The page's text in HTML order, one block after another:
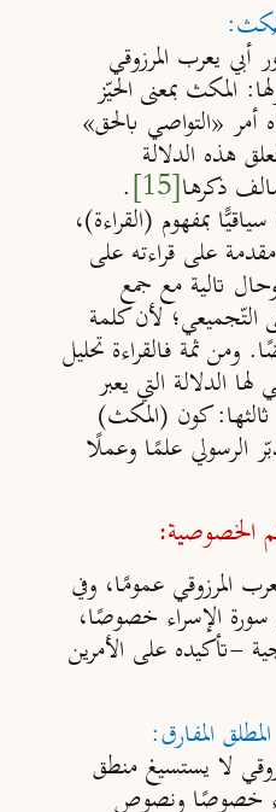
يعرب المرزوقي
: المكث بمعنى الحيّز
أمر «التواصي بالحق»
هذه الدلالة
ذكرها[15]
.
بمفهوم (القراءة)،
على قراءته على
تالية مع جمع
التّجميعي؛ لأن كلمة
ومن ثمة فالقراءة تحليل
الدلالة التي يعبر
ثالثها: كون (المكث)
الرسولي علمًا وعملًا
المرزوقي عمومًا، وفي
سورة الإسراء خصوصًا،
-تأكيده على الأمرين
المفارق:
لا يستسيغ منطق
خصوصًا ونصوص